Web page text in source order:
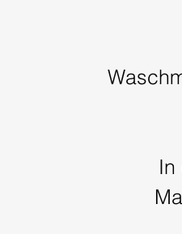
In